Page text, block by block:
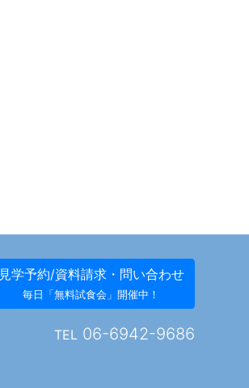
見学予約/資料請求・問い合わせ
毎日「無料試食会」開催中！
TEL06-6942-9686